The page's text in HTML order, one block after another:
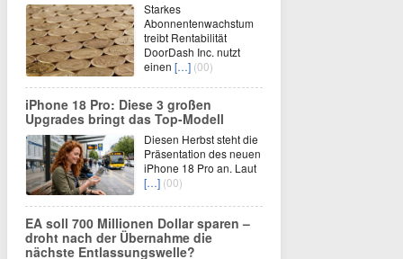
Starkes
Abonnentenwachstum
treibt Rentabilität
DoorDash Inc. nutzt
einen […] (00)
iPhone 18 Pro: Diese 3 großen
Upgrades bringt das Top-Modell
Diesen Herbst steht die
Präsentation des neuen
iPhone 18 Pro an. Laut
[…] (00)
EA soll 700 Millionen Dollar sparen –
droht nach der Übernahme die
nächste Entlassungswelle?